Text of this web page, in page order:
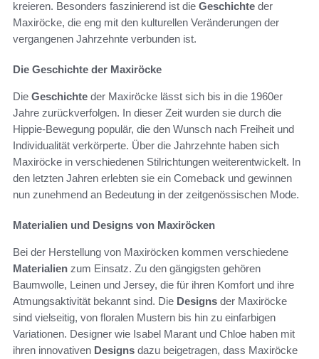
kreieren. Besonders faszinierend ist die Geschichte der
Maxiröcke, die eng mit den kulturellen Veränderungen der
vergangenen Jahrzehnte verbunden ist.
Die Geschichte der Maxiröcke
Die Geschichte der Maxiröcke lässt sich bis in die 1960er
Jahre zurückverfolgen. In dieser Zeit wurden sie durch die
Hippie-Bewegung populär, die den Wunsch nach Freiheit und
Individualität verkörperte. Über die Jahrzehnte haben sich
Maxiröcke in verschiedenen Stilrichtungen weiterentwickelt. In
den letzten Jahren erlebten sie ein Comeback und gewinnen
nun zunehmend an Bedeutung in der zeitgenössischen Mode.
Materialien und Designs von Maxiröcken
Bei der Herstellung von Maxiröcken kommen verschiedene
Materialien zum Einsatz. Zu den gängigsten gehören
Baumwolle, Leinen und Jersey, die für ihren Komfort und ihre
Atmungsaktivität bekannt sind. Die Designs der Maxiröcke
sind vielseitig, von floralen Mustern bis hin zu einfarbigen
Variationen. Designer wie Isabel Marant und Chloe haben mit
ihren innovativen Designs dazu beigetragen, dass Maxiröcke